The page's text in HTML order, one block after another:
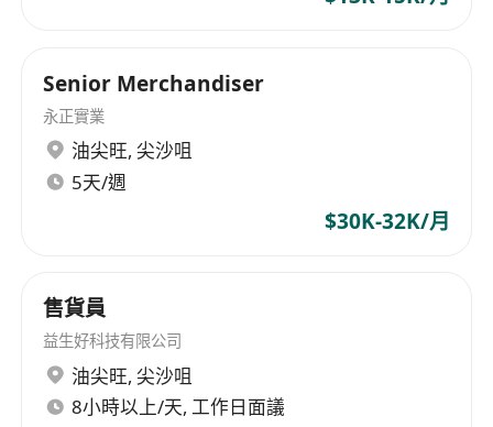
Senior Merchandiser
永正實業
油尖旺, 尖沙咀
5天/週
$30K-32K/月
售貨員
益生好科技有限公司
油尖旺, 尖沙咀
8小時以上/天, 工作日面議